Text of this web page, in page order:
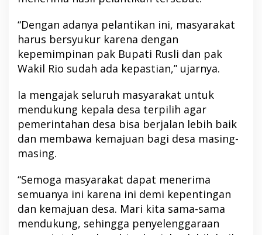
“Dengan adanya pelantikan ini, masyarakat
harus bersyukur karena dengan
kepemimpinan pak Bupati Rusli dan pak
Wakil Rio sudah ada kepastian,” ujarnya.
Ia mengajak seluruh masyarakat untuk
mendukung kepala desa terpilih agar
pemerintahan desa bisa berjalan lebih baik
dan membawa kemajuan bagi desa masing-
masing.
“Semoga masyarakat dapat menerima
semuanya ini karena ini demi kepentingan
dan kemajuan desa. Mari kita sama-sama
mendukung, sehingga penyelenggaraan